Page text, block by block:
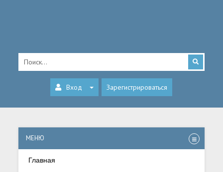
Вход Зарегистрироваться
МЕНЮ
Главная